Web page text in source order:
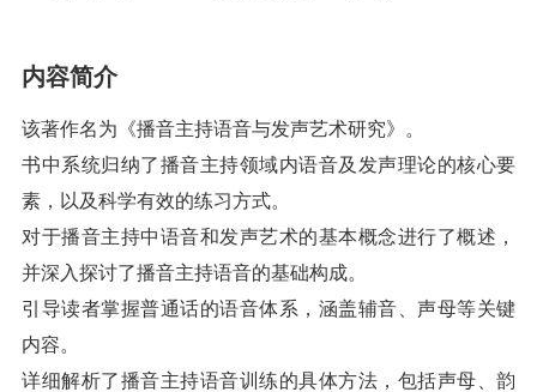
内容简介
该著作名为《播音主持语音与发声艺术研究》。
书中系统归纳了播音主持领域内语音及发声理论的核心要
素，以及科学有效的练习方式。
对于播音主持中语音和发声艺术的基本概念进行了概述，
并深入探讨了播音主持语音的基础构成。
引导读者掌握普通话的语音体系，涵盖辅音、声母等关键
内容。
详细解析了播音主持语音训练的具体方法，包括声母、韵